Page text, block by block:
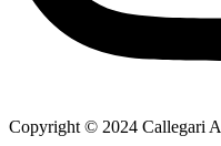
Copyright © 2024 Callegari